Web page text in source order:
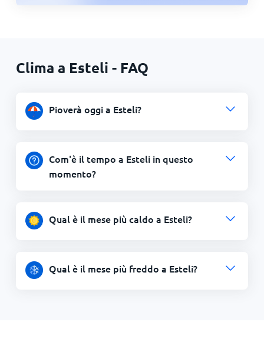
Clima a Esteli - FAQ
Pioverà oggi a Esteli?
Com'è il tempo a Esteli in questo
momento?
Qual è il mese più caldo a Esteli?
Qual è il mese più freddo a Esteli?